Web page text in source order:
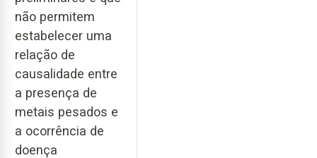
não permitem
estabelecer uma
relação de
causalidade entre
a presença de
metais pesados e
a ocorrência de
doença